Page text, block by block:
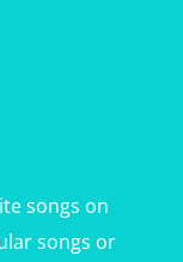
songs on
songs or